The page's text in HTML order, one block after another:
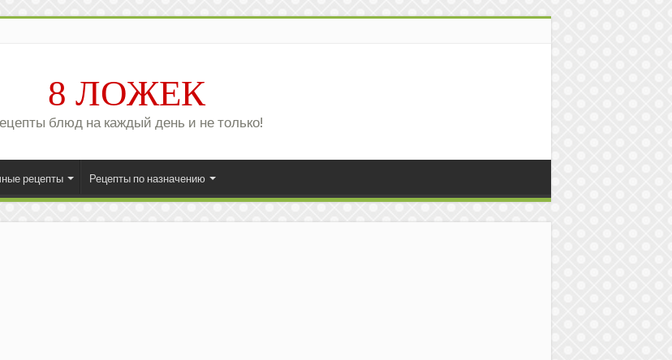
8 ЛОЖЕК
блюд на каждый день и не только!
рецепты Рецепты по назначению